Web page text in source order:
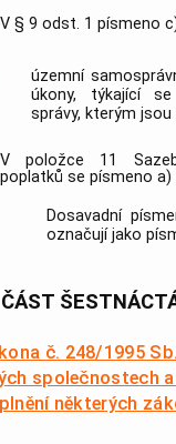
V § 9 odst. 1 písmeno
územní
úkony, týkající
správy, kterým jsou
V položce 11
poplatků se písmeno a)
Dosavadní
označují jako
ČÁST
č. 248/1995
společnostech a
některých